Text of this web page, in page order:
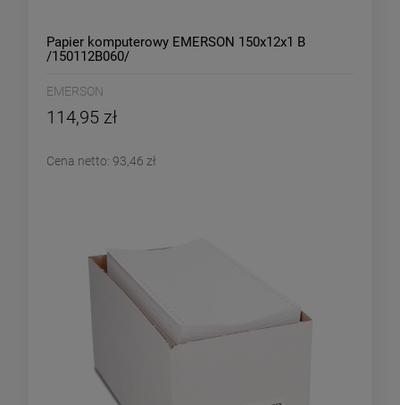
Papier komputerowy EMERSON 150x12x1 B
/150112B060/
EMERSON
114,95 zł
Cena netto: 93,46 zł